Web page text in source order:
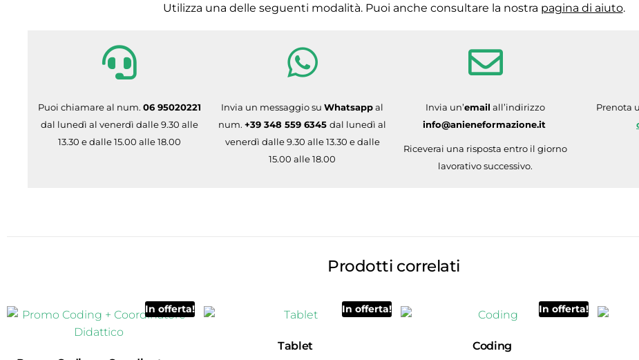
Utilizza una delle seguenti modalità. Puoi anche consultare la nostra pagina di aiuto.
Puoi chiamare al num. 06 95020221
dal lunedì al venerdì dalle 9.30 alle
13.30 e dalle 15.00 alle 18.00
Invia un messaggio su Whatsappal
num. +39 348 559 6345 dal lunedì al
venerdì dalle 9.30 alle 13.30 e dalle
15.00 alle 18.00
Invia un’email all’indirizzo
info@anieneformazione.it
Riceverai una risposta entro il giorno
lavorativo successivo.
Prenota
Prodotti correlati
In offerta! In offerta!
Tablet
In offerta!
Coding